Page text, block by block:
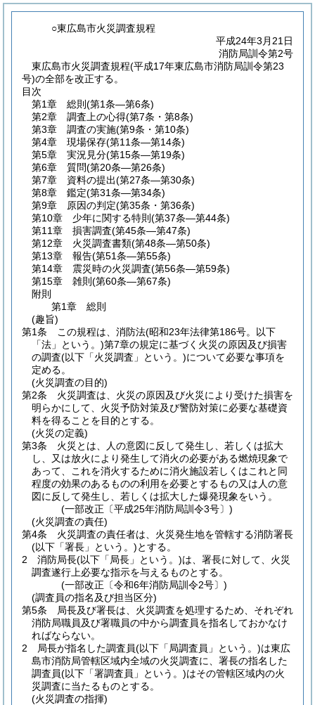
○東広島市火災調査規程
平成24年3月21日
消防局訓令第2号
東広島市火災調査規程(平成17年東広島市消防局訓令第23
号)の全部を改正する。
目次
第1章
総則 (第1条―第6条)
第2章
調査上の心得(第7条・第8条)
第3章
調査の実施(第9条・第10条)
第4章
現場保存(第11条―第14条)
第5章
実況見分(第15条―第19条)
第6章
質問(第20条―第26条)
第7章
資料の提出(第27条―第30条)
第8章
鑑定(第31条―第34条)
第9章
原因の判定(第35条・第36条)
第10章
少年に関する特則 (第37条―第44条)
第11章
損害調査(第45条―第47条)
第12章
火災調査書類(第48条―第50条)
第13章
報告(第51条―第55条)
第14章
震災時の火災調査(第56条―第59条)
第15章
雑則 (第60条―第67条)
附則
第1章
総則
(趣旨)
第1条
この規程は、消防法(昭和23年法律第186号。以下
「法」という。)第7章の規定に基づく火災の原因及び損害
の調査(以下「火災調査」という。)について必要な事項を
定める。
(火災調査の目的)
第2条
火災調査は、火災の原因及び火災により受けた損害を
明らかにして、火災予防対策及び警防対策に必要な基礎資
料を得ることを目的とする。
(火災の定義)
第3条
火災とは、人の意図に反して発生し、若しくは拡大
し、又は放火により発生して消火の必要がある燃焼現象で
あって、これを消火するために消火施設若しくはこれと同
程度の効果のあるものの利用を必要とするもの又は人の意
図に反して発生し、若しくは拡大した爆発現象をいう。
(一部改正〔平成25年消防局訓令3号〕)
(火災調査の責任)
第4条
火災調査の責任者は、火災発生地を管轄する消防署長
(以下「署長」という。)とする。
2
消防局長(以下「局長」という。)は、署長に対して、火災
調査遂行上必要な指示を与えるものとする。
(一部改正〔令和6年消防局訓令2号〕)
(調査員の指名及び担当区分)
第5条
局長及び署長は、火災調査を処理するため、それぞれ
消防局職員及び署職員の中から調査員を指名しておかなけ
ればならない。
2
局長が指名した調査員(以下「局調査員」という。)は東広
島市消防局管轄区域内全域の火災調査に、署長の指名した
調査員(以下「署調査員」という。)はその管轄区域内の火
災調査に当たるものとする。
(火災調査の指揮)